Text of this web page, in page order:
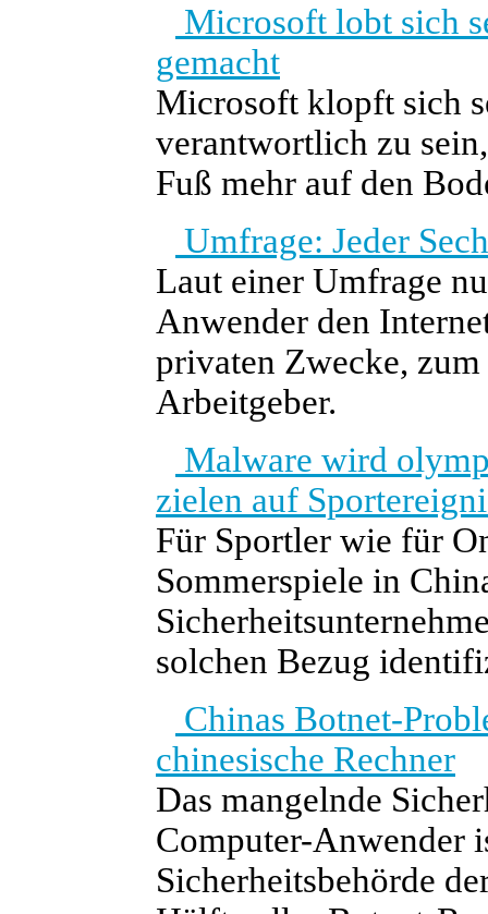
Microsoft lobt sich
gemacht
Microsoft klopft sich
verantwortlich zu
Fuß mehr auf den
Umfrage: Jeder
Laut einer Umfrage
Anwender den
privaten Zwecke,
Arbeitgeber.
Malware wird
zielen auf
Für Sportler wie für
Sommerspiele in
solchen Bezug
Chinas Botnet-
chinesische Rechner
Das mangelnde
Computer-Anwender
Sicherheitsbehörde